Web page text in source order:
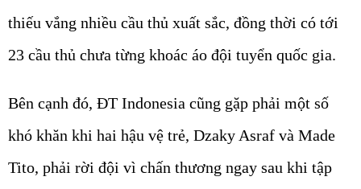
thiếu vắng nhiều cầu thủ xuất sắc, đồng thời có tới
23 cầu thủ chưa từng khoác áo đội tuyển quốc gia.
Bên cạnh đó, ĐT Indonesia cũng gặp phải một số
khó khăn khi hai hậu vệ trẻ, Dzaky Asraf và Made
Tito, phải rời đội vì chấn thương ngay sau khi tập